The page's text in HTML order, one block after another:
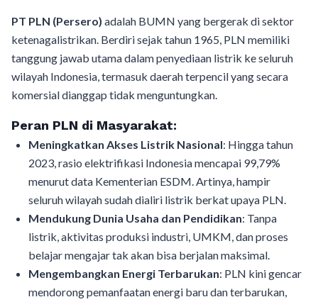
PT PLN (Persero) adalah BUMN yang bergerak di sektor
ketenagalistrikan. Berdiri sejak tahun 1965, PLN memiliki
tanggung jawab utama dalam penyediaan listrik ke seluruh
wilayah Indonesia, termasuk daerah terpencil yang secara
komersial dianggap tidak menguntungkan.
Peran PLN di Masyarakat:
Meningkatkan Akses Listrik Nasional: Hingga tahun
2023, rasio elektrifikasi Indonesia mencapai 99,79%
menurut data Kementerian ESDM. Artinya, hampir
seluruh wilayah sudah dialiri listrik berkat upaya PLN.
Mendukung Dunia Usaha dan Pendidikan: Tanpa
listrik, aktivitas produksi industri, UMKM, dan proses
belajar mengajar tak akan bisa berjalan maksimal.
Mengembangkan Energi Terbarukan: PLN kini gencar
mendorong pemanfaatan energi baru dan terbarukan,